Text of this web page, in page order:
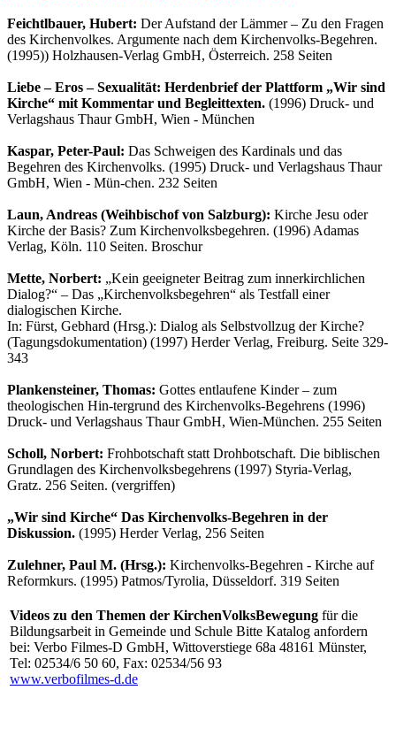
Feichtlbauer, Hubert: Der Aufstand der Lämmer – Zu den Fragen
des Kirchenvolkes. Argumente nach dem Kirchenvolks-Begehren.
(1995)) Holzhausen-Verlag GmbH, Österreich. 258 Seiten
Liebe – Eros – Sexualität: Herdenbrief der Plattform „Wir sind
Kirche“ mit Kommentar und Begleittexten. (1996) Druck- und
Verlagshaus Thaur GmbH, Wien - München
Kaspar, Peter-Paul: Das Schweigen des Kardinals und das
Begehren des Kirchenvolks. (1995) Druck- und Verlagshaus Thaur
GmbH, Wien - Mün-chen. 232 Seiten
Laun, Andreas (Weihbischof von Salzburg): Kirche Jesu oder
Kirche der Basis? Zum Kirchenvolksbegehren. (1996) Adamas
Verlag, Köln. 110 Seiten. Broschur
Mette, Norbert: „Kein geeigneter Beitrag zum innerkirchlichen
Dialog?“ – Das „Kirchenvolksbegehren“ als Testfall einer
dialogischen Kirche.
In: Fürst, Gebhard (Hrsg.): Dialog als Selbstvollzug der Kirche?
(Tagungsdokumentation) (1997) Herder Verlag, Freiburg. Seite 329-
343
Plankensteiner, Thomas: Gottes entlaufene Kinder – zum
theologischen Hin-tergrund des Kirchenvolks-Begehrens (1996)
Druck- und Verlagshaus Thaur GmbH, Wien-München. 255 Seiten
Scholl, Norbert: Frohbotschaft statt Drohbotschaft. Die biblischen
Grundlagen des Kirchenvolksbegehrens (1997) Styria-Verlag,
Gratz. 256 Seiten. (vergriffen)
„Wir sind Kirche“ Das Kirchenvolks-Begehren in der
Diskussion. (1995) Herder Verlag, 256 Seiten
Zulehner, Paul M. (Hrsg.): Kirchenvolks-Begehren - Kirche auf
Reformkurs. (1995) Patmos/Tyrolia, Düsseldorf. 319 Seiten
Videos zu den Themen der KirchenVolksBewegung für die
Bildungsarbeit in Gemeinde und Schule Bitte Katalog anfordern
bei: Verbo Filmes-D GmbH, Wittoverstiege 68a 48161 Münster,
Tel: 02534/6 50 60, Fax: 02534/56 93
www.verbofilmes-d.de